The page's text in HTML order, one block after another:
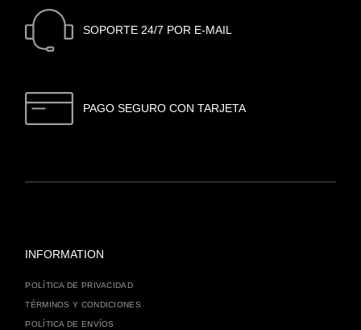
SOPORTE 24/7 POR E-MAIL
PAGO SEGURO CON TARJETA
INFORMATION
POLÍTICA DE PRIVACIDAD
TÉRMINOS Y CONDICIONES
POLÍTICA DE ENVÍOS